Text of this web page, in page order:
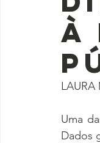
à
LAURA
Uma
Dados